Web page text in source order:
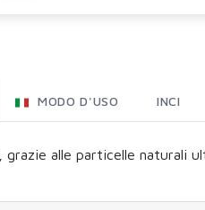
MODO D'USO INCI
grazie alle particelle naturali